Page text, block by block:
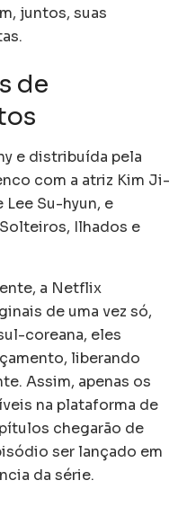
juntos, suas
de
e distribuída pela
com a atriz Kim Ji-
Lee Su-hyun, e
Ilhados e
a Netflix
de uma vez só,
coreana, eles
liberando
Assim, apenas os
na plataforma de
chegarão de
ser lançado em
da série.